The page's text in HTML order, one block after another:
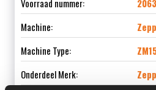
Voorraad nummer:
2063
Machine:
Machine Type:
Onderdeel Merk: